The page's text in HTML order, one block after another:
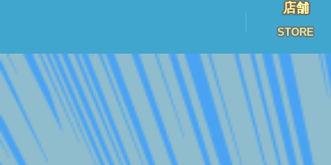
店舗
STORE